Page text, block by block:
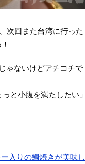
次回また台湾に行った
ゃないけどアチコチで
と小腹を満たしたい」
入りの鯛焼きが美味し